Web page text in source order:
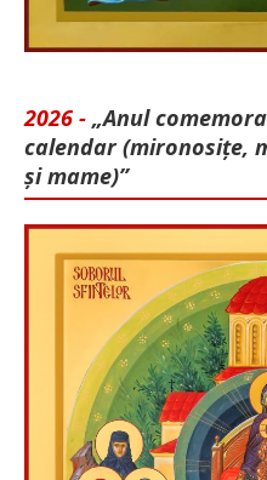
2026 - „Anul
calendar (mironosițe,
și mame)”